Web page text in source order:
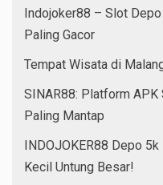
Indojoker88 – Slot
Paling Gacor
Tempat Wisata di
SINAR88: Platform
Paling Mantap
INDOJOKER88 Depo
Kecil Untung Besar!